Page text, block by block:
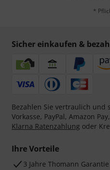
*
Sicher einkaufen &
Bezahlen Sie vertraulich und
Vorkasse, PayPal, Amazon Pay,
Klarna Ratenzahlung oder
Ihre Vorteile
3 Jahre Thomann Garantie